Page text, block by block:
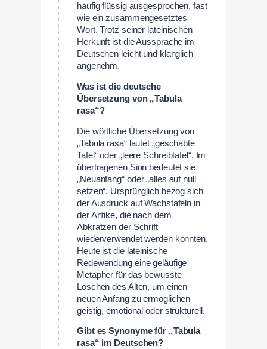
häufig flüssig ausgesprochen, fast
wie ein zusammengesetztes
Wort. Trotz seiner lateinischen
Herkunft ist die Aussprache im
Deutschen leicht und klanglich
angenehm.
Was ist die deutsche
Übersetzung von „Tabula
rasa“?
Die wörtliche Übersetzung von
„Tabula rasa“ lautet „geschabte
Tafel“ oder „leere Schreibtafel“. Im
übertragenen Sinn bedeutet sie
„Neuanfang“ oder „alles auf null
setzen“. Ursprünglich bezog sich
der Ausdruck auf Wachstafeln in
der Antike, die nach dem
Abkratzen der Schrift
wiederverwendet werden konnten.
Heute ist die lateinische
Redewendung eine geläufige
Metapher für das bewusste
Löschen des Alten, um einen
neuen Anfang zu ermöglichen –
geistig, emotional oder strukturell.
Gibt es Synonyme für „Tabula
rasa“ im Deutschen?